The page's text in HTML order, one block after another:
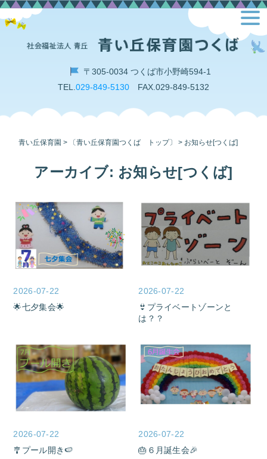
Skip
to
〒305-0034 つくば市小野崎594-1
TEL. 029-849-5130 FAX.029-849-5132
青い丘保育園 > 〔青い丘保育園つくば トップ〕 > お知らせ[つくば]
アーカイブ: お知らせ[つくば]
2026-07-22
🌟七夕集会🌟
2026-07-22
👙プライベートゾーンと
は？？
2026-07-22
🎐プール開き🍉
2026-07-22
🎂６月誕生会🎉